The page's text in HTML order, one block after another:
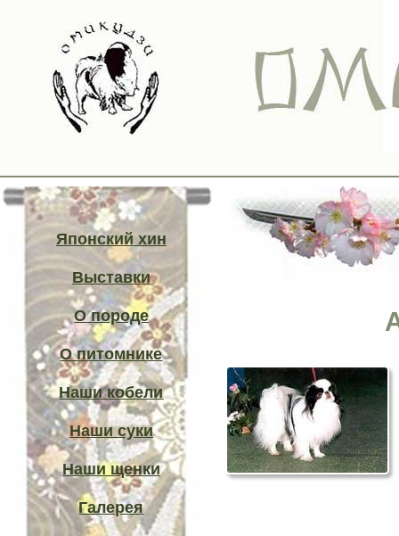
Японский хин
Выставки
О породе
О питомнике
Наши кобели
Наши суки
Наши щенки
Галерея